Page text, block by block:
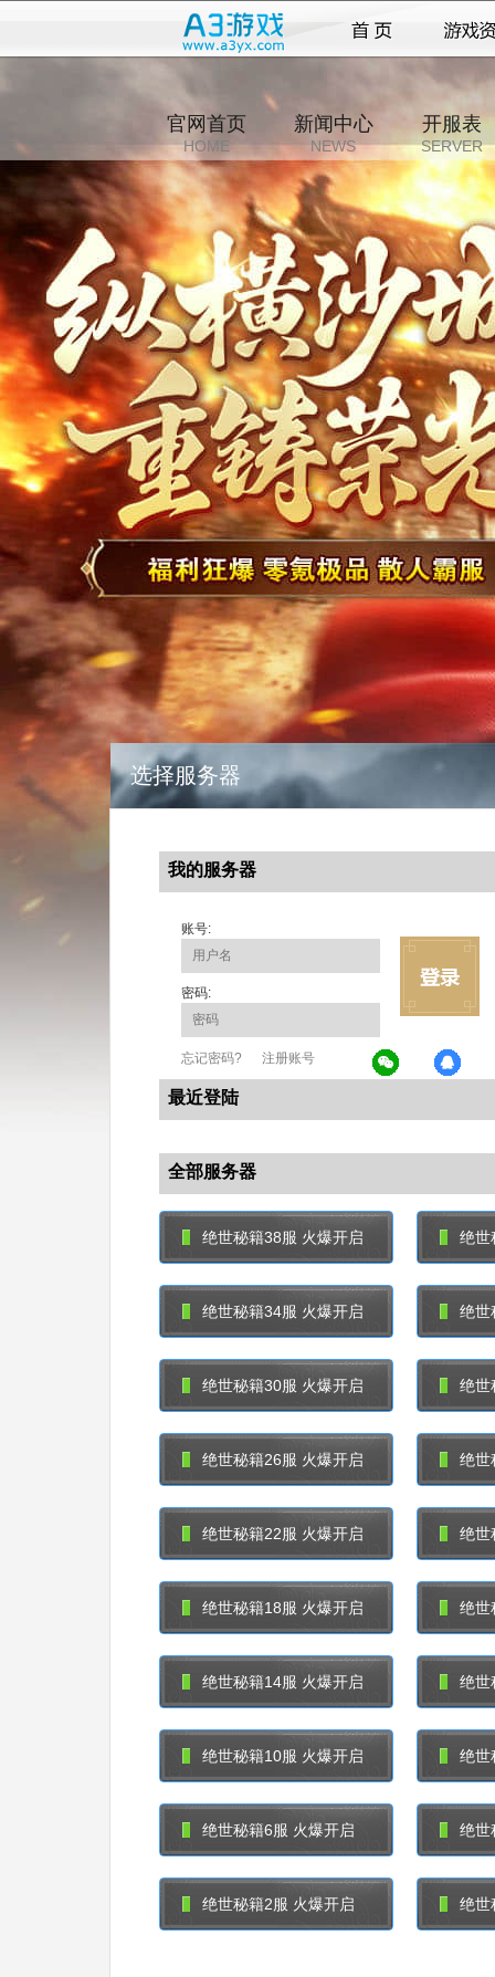
官网首页
HOME
新闻中心
NEWS
开服表
SERVER
选择服务器
我的服务器
账号:
密码:
忘记密码? 注册账号
最近登陆
全部服务器
绝世秘籍38服 火爆开启 绝世
绝世秘籍34服 火爆开启 绝世
绝世秘籍30服 火爆开启 绝世
绝世秘籍26服 火爆开启 绝世
绝世秘籍22服 火爆开启 绝世
绝世秘籍18服 火爆开启 绝世
绝世秘籍14服 火爆开启 绝世
绝世秘籍10服 火爆开启 绝世
绝世秘籍6服 火爆开启 绝世
绝世秘籍2服 火爆开启 绝世